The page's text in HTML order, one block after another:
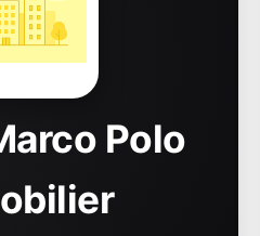
Polo